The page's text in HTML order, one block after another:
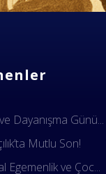
Dayanışma Günü...
Mutlu Son!
Egemenlik ve Çoc...